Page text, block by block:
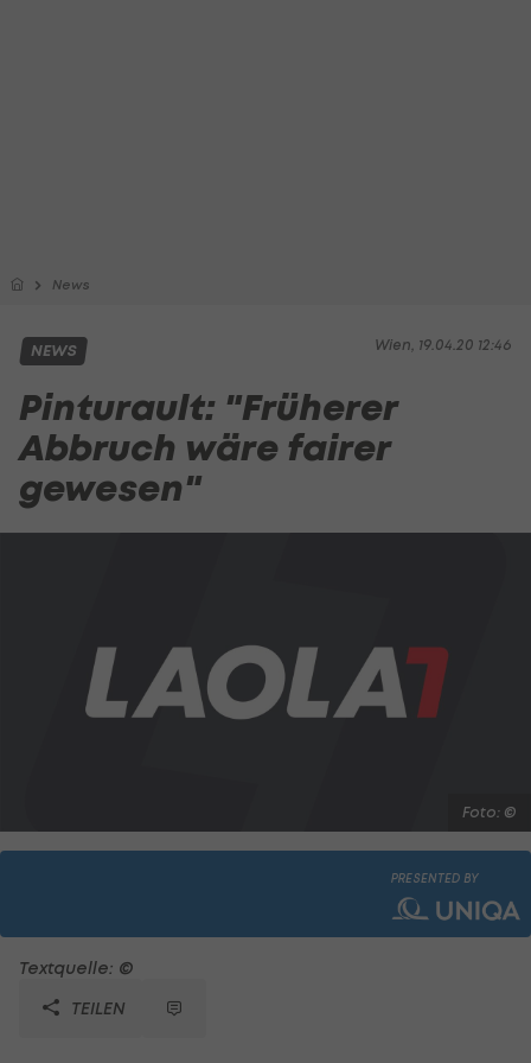
News
Wien, 19.04.20 12:46
NEWS
Pinturault: "Früherer
Abbruch wäre fairer
gewesen"
Foto: ©
PRESENTED BY
Textquelle: ©
TEILEN